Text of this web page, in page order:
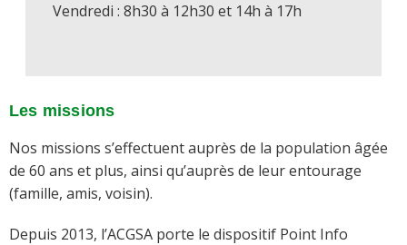
Vendredi : 8h30 à 12h30 et 14h à 17h
Les missions
Nos missions s’effectuent auprès de la population âgée
de 60 ans et plus, ainsi qu’auprès de leur entourage
(famille, amis, voisin).
Depuis 2013, l’ACGSA porte le dispositif Point Info